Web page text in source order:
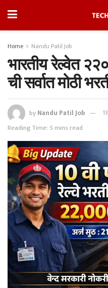
Home Nandu Patil Job
भारतीय रेल्वेत
ची सर्वात मोठी
byNandu Patil Job
Reading Time: 5 mins read